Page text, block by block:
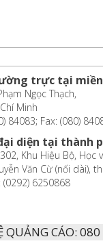
trực tại
Ngọc Thạch,
Minh
84083; Fax: (080)
diện tại thành
Khu Hiệu Bộ, Học
Văn Cừ (nối dài),
6250868
QUẢNG CÁO: